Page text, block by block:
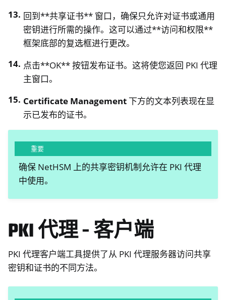
回到**共享证书** 窗口，确保只允许对证书或通用
密钥进行所需的操作。这可以通过**访问和权限**
框架底部的复选框进行更改。
点击**OK** 按钮发布证书。这将使您返回 PKI 代理
主窗口。
Certificate Management 下方的文本列表现在显
示已发布的证书。
重要
确保 NetHSM 上的共享密钥机制允许在 PKI 代理
中使用。
PKI 代理 - 客户端
PKI 代理客户端工具提供了从 PKI 代理服务器访问共享
密钥和证书的不同方法。